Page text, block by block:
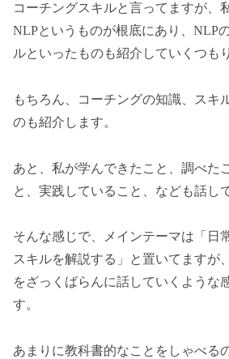
コーチングスキルと言ってますが、
NLPというものが根底にあり、NLP
ルといったものも紹介していくつも
もちろん、コーチングの知識、スキ
のも紹介します。
あと、私が学んできたこと、調べた
と、実践していること、なども話し
そんな感じで、メインテーマは「日
スキルを解説する」と置いてますが
をざっくばらんに話していくような
す。
あまりに教科書的なことをしゃべる